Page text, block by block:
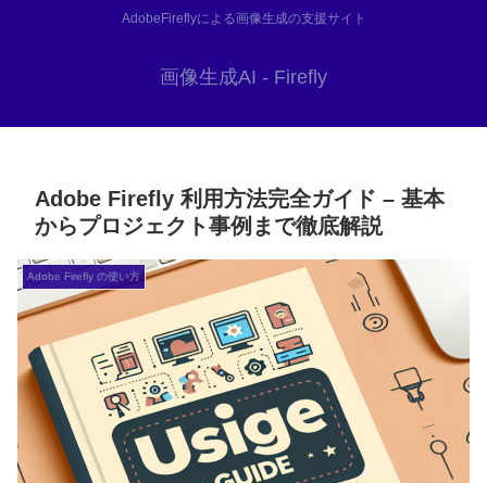
AdobeFireflyによる画像生成の支援サイト
画像生成AI - Firefly
Adobe Firefly 利用方法完全ガイド – 基本
からプロジェクト事例まで徹底解説
Adobe Firefly の使い方